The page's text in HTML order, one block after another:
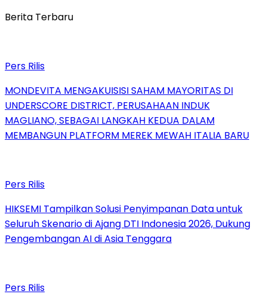
Berita Terbaru
Pers Rilis
MONDEVITA MENGAKUISISI SAHAM MAYORITAS DI
UNDERSCORE DISTRICT, PERUSAHAAN INDUK
MAGLIANO, SEBAGAI LANGKAH KEDUA DALAM
MEMBANGUN PLATFORM MEREK MEWAH ITALIA BARU
Pers Rilis
HIKSEMI Tampilkan Solusi Penyimpanan Data untuk
Seluruh Skenario di Ajang DTI Indonesia 2026, Dukung
Pengembangan AI di Asia Tenggara
Pers Rilis